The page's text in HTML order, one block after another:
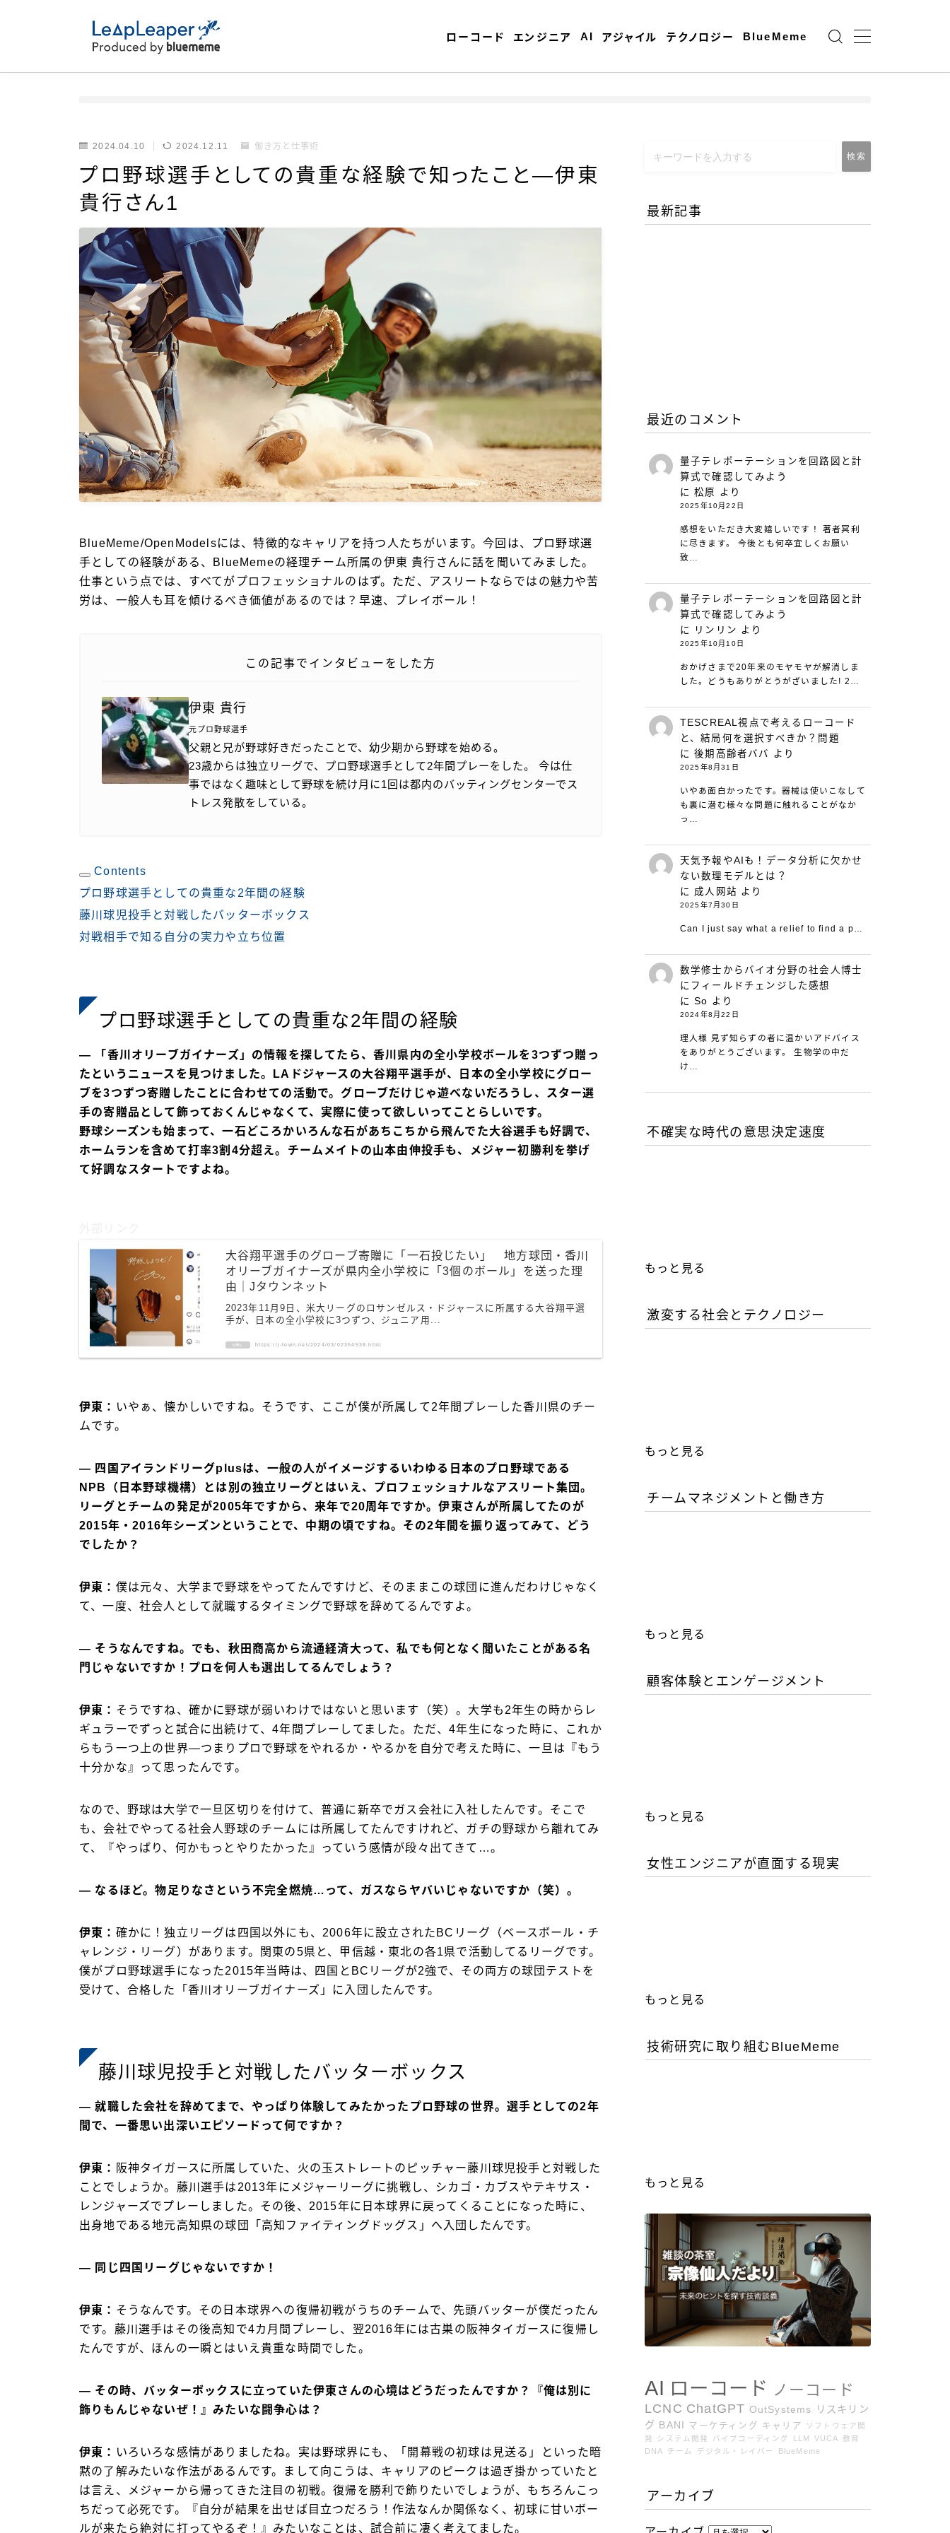
ローコード エンジニア AI アジャイル テクノロジー BlueMeme
エンジニア
テクノロジー
BlueMeme
2024.04.10 2024.12.11 働き方と仕事術
プロ野球選手としての貴重な経験で知ったこと―伊東
貴行さん1
BlueMeme/OpenModelsには、特徴的なキャリアを持つ人たちがいます。今回は、プロ野球選
手としての経験がある、BlueMemeの経理チーム所属の伊東 貴行さんに話を聞いてみました。
仕事という点では、すべてがプロフェッショナルのはず。ただ、アスリートならではの魅力や苦
労は、一般人も耳を傾けるべき価値があるのでは？早速、プレイボール！
この記事でインタビューをした方
伊東 貴行
元プロ野球選手
父親と兄が野球好きだったことで、幼少期から野球を始める。
23歳からは独立リーグで、プロ野球選手として2年間プレーをした。 今は仕
事ではなく趣味として野球を続け月に1回は都内のバッティングセンターでス
トレス発散をしている。
Contents
プロ野球選手としての貴重な2年間の経験
藤川球児投手と対戦したバッターボックス
対戦相手で知る自分の実力や立ち位置
プロ野球選手としての貴重な2年間の経験
― 「香川オリーブガイナーズ」の情報を探してたら、香川県内の全小学校ボールを3つずつ贈っ
たというニュースを見つけました。LAドジャースの大谷翔平選手が、日本の全小学校にグロー
ブを3つずつ寄贈したことに合わせての活動で。グローブだけじゃ遊べないだろうし、スター選
手の寄贈品として飾っておくんじゃなくて、実際に使って欲しいってことらしいです。
野球シーズンも始まって、一石どころかいろんな石があちこちから飛んでた大谷選手も好調で、
ホームランを含めて打率3割4分超え。 チームメイトの山本由伸投手も、メジャー初勝利を挙げ
て好調なスタートですよね。
大谷翔平選手のグローブ寄贈に「一石投じたい」 地方球団・香川
オリーブガイナーズが県内全小学校に「3個のボール」を送った理
由｜Jタウンネット
2023年11月9日、米大リーグのロサンゼルス・ドジャースに所属する大谷翔平選
手が、日本の全小学校に3つずつ、ジュニア用...
URL https://j-town.net/2024/03/02354538.html
伊東： いやぁ、懐かしいですね。そうです、ここが僕が所属して2年間プレーした香川県のチー
ムです。
― 四国アイランドリーグplusは、一般の人がイメージするいわゆる日本のプロ野球である
NPB（日本野球機構）とは別の独立リーグとはいえ、プロフェッショナルなアスリート集団。
リーグとチームの発足が2005年ですから、来年で20周年ですか。伊東さんが所属してたのが
2015年・2016年シーズンということで、中期の頃ですね。その2年間を振り返ってみて、どう
でしたか？
伊東： 僕は元々、大学まで野球をやってたんですけど、そのままこの球団に進んだわけじゃなく
て、一度、社会人として就職するタイミングで野球を辞めてるんですよ。
― そうなんですね。でも、秋田商高から流通経済大って、私でも何となく聞いたことがある名
門じゃないですか！プロを何人も選出してるんでしょう？
伊東： そうですね、確かに野球が弱いわけではないと思います（笑）。大学も2年生の時からレ
ギュラーでずっと試合に出続けて、4年間プレーしてました。ただ、4年生になった時に、これか
らもう一つ上の世界―つまりプロで野球をやれるか・やるかを自分で考えた時に、一旦は『もう
十分かな』って思ったんです。
なので、野球は大学で一旦区切りを付けて、普通に新卒でガス会社に入社したんです。そこで
も、会社でやってる社会人野球のチームには所属してたんですけれど、ガチの野球から離れてみ
て、『やっぱり、何かもっとやりたかった』っていう感情が段々出てきて…。
― なるほど。物足りなさという不完全燃焼…って、ガスならヤバいじゃないですか（笑）。
伊東： 確かに！独立リーグは四国以外にも、2006年に設立されたBCリーグ（ベースボール・チ
ャレンジ・リーグ）があります。関東の5県と、甲信越・東北の各1県で活動してるリーグです。
僕がプロ野球選手になった2015年当時は、四国とBCリーグが2強で、その両方の球団テストを
受けて、合格した「香川オリーブガイナーズ」に入団したんです。
藤川球児投手と対戦したバッターボックス
― 就職した会社を辞めてまで、やっぱり体験してみたかったプロ野球の世界。選手としての2年
間で、一番思い出深いエピソードって何ですか？
伊東：
阪神タイガースに所属していた、火の玉ストレートのピッチャー藤川球児投手と対戦した
ことでしょうか。藤川選手は2013年にメジャーリーグに挑戦し、シカゴ・カブスやテキサス・
レンジャーズでプレーしました。その後、2015年に日本球界に戻ってくることになった時に、
出身地である地元高知県の球団「高知ファイティングドッグス」へ入団したんです。
― 同じ四国リーグじゃないですか！
伊東： そうなんです。その日本球界への復帰初戦がうちのチームで、先頭バッターが僕だったん
です。藤川選手はその後高知で4カ月間プレーし、翌2016年には古巣の阪神タイガースに復帰し
たんですが、ほんの一瞬とはいえ貴重な時間でした。
― その時、バッターボックスに立っていた伊東さんの心境はどうだったんですか？『俺は別に
飾りもんじゃないぜ！』みたいな闘争心は？
伊東： いろいろな感情がありましたね。実は野球界にも、「開幕戦の初球は見送る」といった暗
黙の了解みたいな作法があるんです。まして向こうは、キャリアのピークは過ぎ掛かっていたと
は言え、メジャーから帰ってきた注目の初戦。復帰を勝利で飾りたいでしょうが、もちろんこっ
ちだって必死です。『自分が結果を出せば目立つだろう！作法なんか関係なく、初球に甘いボー
ルが来たら絶対に打ってやるぞ！』みたいなことは、試合前に凄く考えてました。
検索
最新記事
最近のコメント
量子テレポーテーションを回路図と計
算式で確認してみよう
に松原 より
2025年10月22日
感想をいただき大変嬉しいです！ 著者冥利
に尽きます。 今後とも何卒宜しくお願い
致…
量子テレポーテーションを回路図と計
算式で確認してみよう
に
リンリン より
2025年10月10日
おかげさまで20年来のモヤモヤが解消しま
した。どうもありがとうがざいました! 2…
TESCREAL視点で考えるローコード
と、結局何を選択すべきか？問題
に後期高齢者ババ より
2025年8月31日
いやあ面白かったです。器械は使いこなして
も裏に潜む様々な問題に触れることがなか
っ…
天気予報やAIも！データ分析に欠かせ
ない数理モデルとは？
に 成人网站 より
2025年7月30日
Can I just say what a relief to find a p…
数学修士からバイオ分野の社会人博士
にフィールドチェンジした感想
にSo より
2024年8月22日
理人様 見ず知らずの者に温かいアドバイス
をありがとうございます。 生物学の中だ
け…
不確実な時代の意思決定速度
もっと見る
激変する社会とテクノロジー
もっと見る
チームマネジメントと働き方
もっと見る
顧客体験とエンゲージメント
もっと見る
女性エンジニアが直面する現実
もっと見る
技術研究に取り組むBlueMeme
もっと見る
AI ローコード ノーコード
LCNC ChatGPT OutSystems
リスキリン
グ BANI マーケティング キャリア
ソフトウェア開
発
システム開発 バイブコーディング LLM VUCA
教育
DNA
チーム デジタル・レイバー BlueMeme
アーカイブ